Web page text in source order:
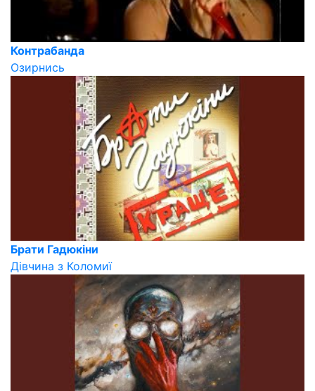
Контрабанда
Озирнись
Брати Гадюкіни
Дівчина з Коломиї